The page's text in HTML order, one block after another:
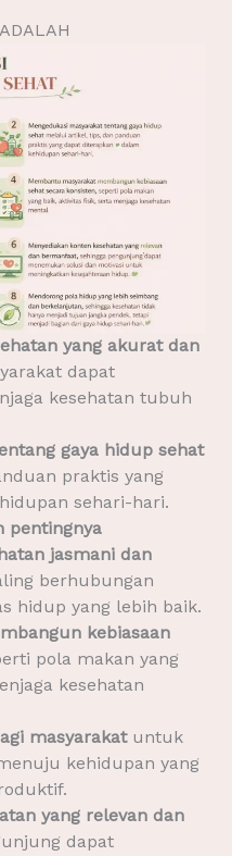
yang akurat dan
dapat
kesehatan tubuh
gaya hidup sehat
praktis yang
sehari-hari.
pentingnya
jasmani dan
berhubungan
hidup yang lebih baik.
kebiasaan
pola makan yang
kesehatan
masyarakatuntuk
kehidupan yang
yang relevan dan
dapat